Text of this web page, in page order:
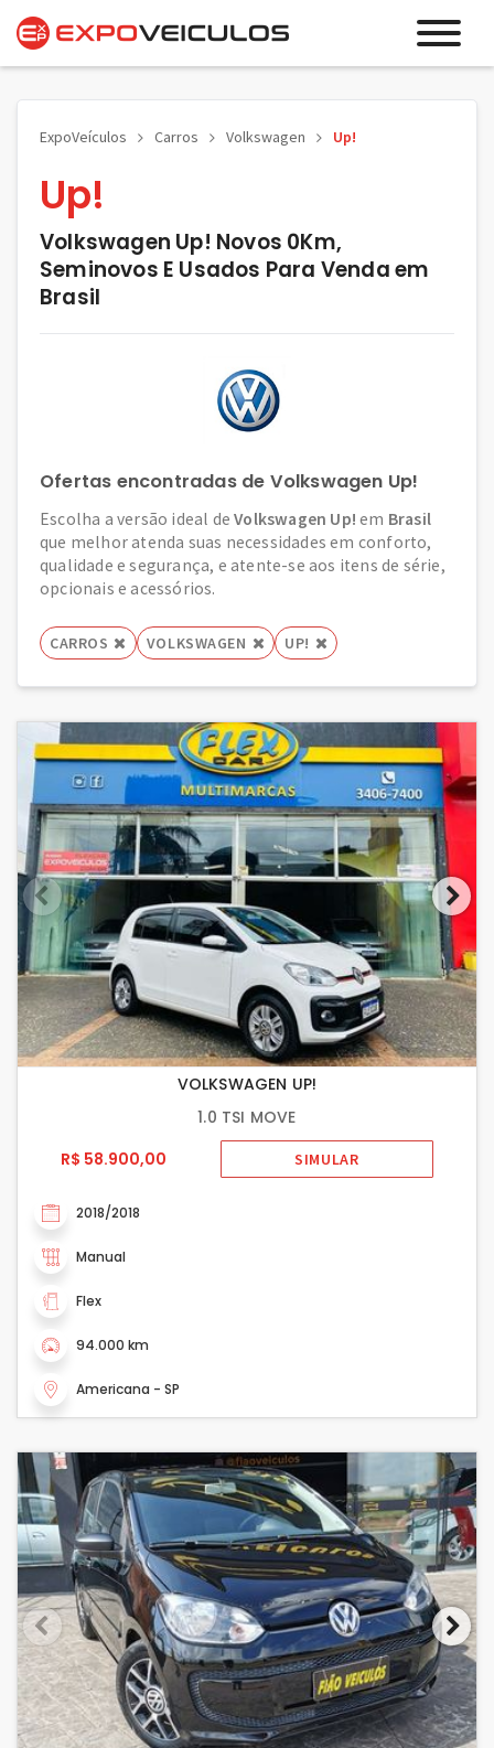
ExpoVeículos Carros Volkswagen Up!
Up!
Volkswagen Up! Novos 0Km,
Seminovos E Usados Para Venda em
Brasil
Ofertas encontradas de Volkswagen Up!
Escolha a versão ideal deVolkswagen Up! em Brasil
que melhor atenda suas necessidades em conforto,
qualidade e segurança, e atente-se aos itens de série,
opcionais e acessórios.
CARROS VOLKSWAGEN UP!
VOLKSWAGEN UP!
1.0 TSI MOVE
R$ 58.900,00
SIMULAR
2018/2018
Manual
Flex
94.000 km
Americana - SP